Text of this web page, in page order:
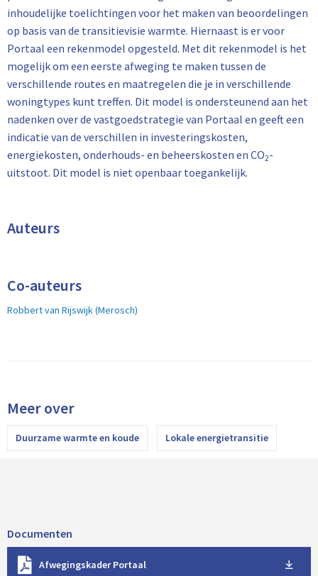
inhoudelijke toelichtingen voor het maken van beoordelingen
op basis van de transitievisie warmte. Hiernaast is er voor
Portaal een rekenmodel opgesteld. Met dit rekenmodel is het
mogelijk om een eerste afweging te maken tussen de
verschillende routes en maatregelen die je in verschillende
woningtypes kunt treffen. Dit model is ondersteunend aan het
nadenken over de vastgoedstrategie van Portaal en geeft een
indicatie van de verschillen in investeringskosten,
energiekosten, onderhouds- en beheerskosten en CO2-
uitstoot. Dit model is niet openbaar toegankelijk.
Auteurs
Co-auteurs
Robbert van Rijswijk (Merosch)
Meer over
Duurzame warmte en koude Lokale energietransitie
Documenten
Afwegingskader Portaal